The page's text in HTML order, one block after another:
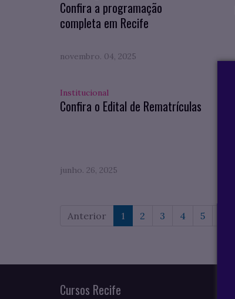
Confira a programação
completa em Recife
novembro. 04, 2025
Institucional
Confira o Edital de Rematrículas
junho. 26, 2025
Anterior 1 2 3 4 5
Cursos Recife